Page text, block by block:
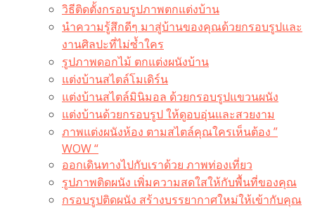
วิธีติดตั้งกรอบรูปภาพตกแต่งบ้าน
นำความรู้สึกดีๆ มาสู่บ้านของคุณด้วยกรอบรูปและ
งานศิลปะที่ไม่ซ้ำใคร
รูปภาพดอกไม้ ตกแต่งผนังบ้าน
แต่งบ้านสไตล์โมเดิร์น
แต่งบ้านสไตล์มินิมอล ด้วยกรอบรูปแขวนผนัง
แต่งบ้านด้วยกรอบรูป ให้ดูอบอุ่นและสวยงาม
ภาพแต่งผนังห้อง ตามสไตล์คุณใครเห็นต้อง ”
WOW “
ออกเดินทางไปกับเราด้วย ภาพท่องเที่ยว
รูปภาพติดผนัง เพิ่มความสดใสให้กับพื้นที่ของคุณ
กรอบรูปติดผนัง สร้างบรรยากาศใหม่ให้เข้ากับคุณ